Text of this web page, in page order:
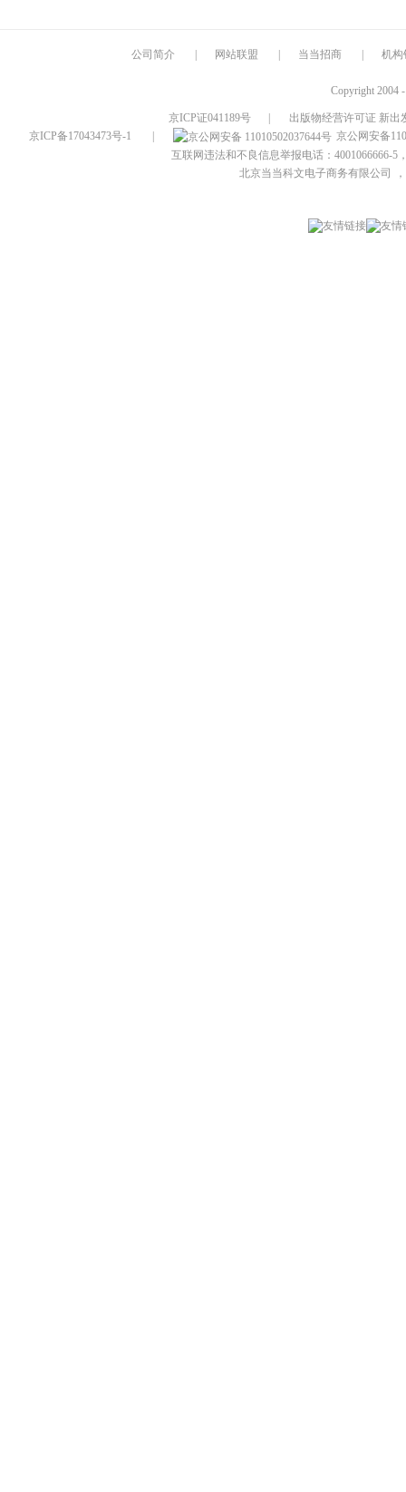
公司简介 网站联盟 当当招商 机构
Copyright 2004
京ICP证041189号
出版物经营许可证 新出
京ICP备17043473号-1
京公网安备
互联网违法和不良信息举报电话：4001066666-5
北京当当科文电子商务有限公司